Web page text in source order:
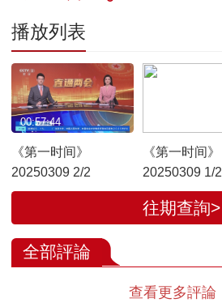
播放列表
《第一时间》
20250309 2/2
00:57:44
《第一时间》
20250309 1/2
往期查詢>
全部評論
查看更多評論